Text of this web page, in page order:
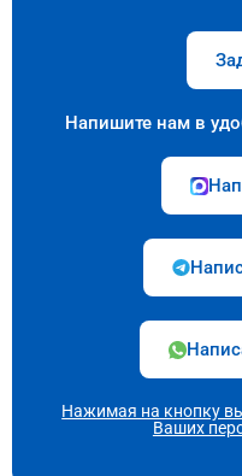
Напишите нам в
Нажимая на кнопку
Ваших